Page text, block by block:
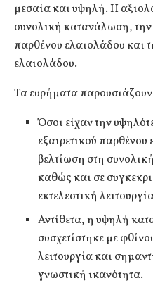
μεσαία και υψηλή. Η
συνολική κατανάλωση,
παρθένου ελαιολάδου και
ελαιολάδου.
Τα ευρήματα παρουσιάζουν
Όσοι είχαν την
εξαιρετικού
βελτίωση στη
καθώς και σε
εκτελεστική
Αντίθετα, η υψηλή
συσχετίστηκε με
λειτουργία και
γνωστική ικανότητα.